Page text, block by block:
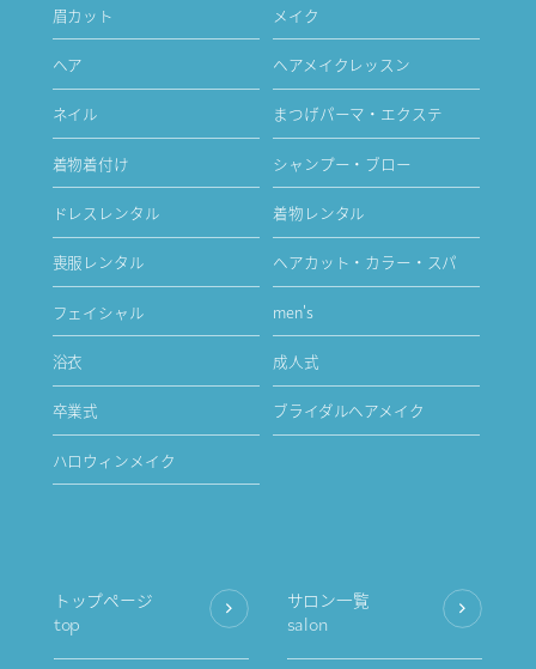
眉カット メイク
ヘア ヘアメイクレッスン
ネイル まつげパーマ・エクステ
着物着付け シャンプー・ブロー
ドレスレンタル 着物レンタル
喪服レンタル ヘアカット・カラー・スパ
フェイシャル men's
浴衣 成人式
卒業式 ブライダルヘアメイク
ハロウィンメイク
トップページ
top
サロン一覧
salon